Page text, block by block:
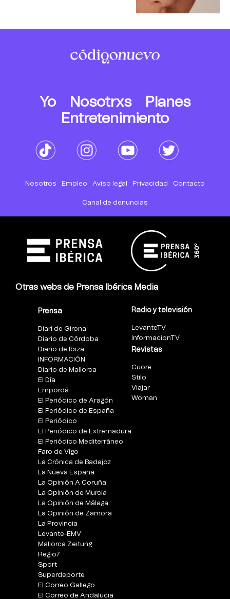
Yo Nosotrxs
Planes
Entretenimiento
Nosotros Empleo Aviso legal Privacidad Contacto
Canal de denuncias
Otras webs de Prensa Ibérica Media
Prensa
Diari de Girona
Diario de Córdoba
Diario de Ibiza
INFORMACIÓN
Diario de Mallorca
El Día
Empordà
El Periódico de Aragón
El Periódico de España
El Periódico
El Periódico de Extremadura
El Periódico Mediterráneo
Faro de Vigo
La Crónica de Badajoz
La Nueva España
La Opinión A Coruña
La Opinión de Murcia
La Opinión de Málaga
La Opinión de Zamora
La Provincia
Levante-EMV
Mallorca Zeitung
Regio7
Sport
Superdeporte
El Correo Gallego
El Correo de Andalucia
Radio y televisión
LevanteTV
InformacionTV
Revistas
Cuore
Stilo
Viajar
Woman